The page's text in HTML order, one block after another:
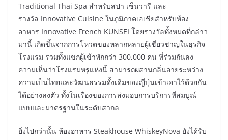
Traditional Thai Spa สำหรับสปา เซ็นวารี และ
รางวัล Innovative Cuisine ในภูมิภาคเอเชียสำหรับห้อง
อาหาร Innovative French KUNSEI โดยรางวัลทั้งหมดที่กล่าว
มานี้ เกิดขึ้นจากการโหวตของหลากหลายผู้เชี่ยวชาญในธุรกิจ
โรงแรม รวมทั้งแขกผู้เข้าพักกว่า 300,000 คน ที่ร่วมกันลง
ความเห็นว่าโรงแรมหรูแห่งนี้ สามารถผสานกลิ่นอายระหว่าง
ความเป็นไทยและวัฒนธรรมดั้งเดิมของญี่ปุ่นเข้าเอาไว้ด้วยกัน
ได้อย่างลงตัว ทั้งในเรื่องของการส่งมอบการบริการที่สมบูณ์
แบบและมาตรฐานในระดับสากล
ยิ่งไปกว่านั้น ห้องอาหาร Steakhouse WhiskeyNova ยังได้รับ